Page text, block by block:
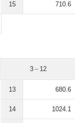
15 710.6
3－12
13 680.6
14 1024.1